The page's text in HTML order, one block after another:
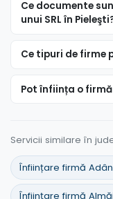
Ce documente
unui SRL în
Ce tipuri de firme
Pot înființa o
Servicii similare în
Înființare firmă
Înființare firmă Almăj